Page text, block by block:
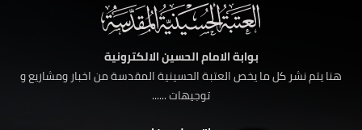
بوابة الامام الحسين الالكترونية
هنا يتم نشر كل ما يخص العتبة الحسينية المقدسة من اخبار ومشاريع و
توجيهات ......